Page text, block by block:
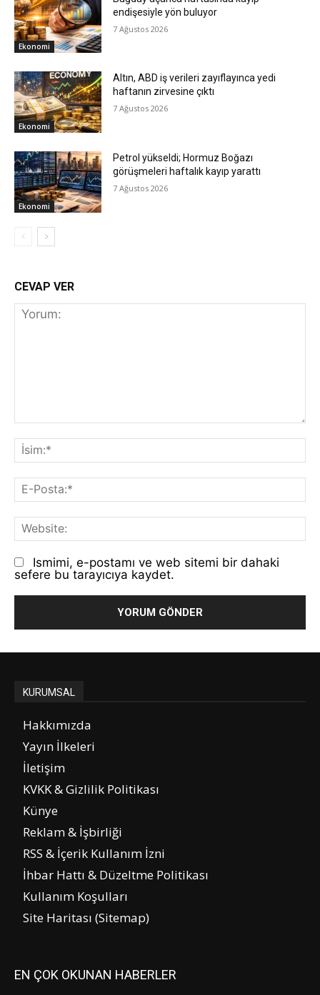
Ekonomi
endişesiyle yön buluyor
7 Ağustos 2026
Ekonomi
Altın, ABD iş verileri zayıflayınca yedi
haftanın zirvesine çıktı
7 Ağustos 2026
Ekonomi
Petrol yükseldi; Hormuz Boğazı
görüşmeleri haftalık kayıp yarattı
7 Ağustos 2026
CEVAP VER
Yorum:
E-
Ismimi, e-postamı ve web sitemi bir dahaki
sefere bu tarayıcıya kaydet.
KURUMSAL
Hakkımızda
Yayın İlkeleri
İletişim
KVKK & Gizlilik Politikası
Künye
Reklam & İşbirliği
RSS & İçerik Kullanım İzni
İhbar Hattı & Düzeltme Politikası
Kullanım Koşulları
Site Haritası (Sitemap)
EN ÇOK OKUNAN HABERLER